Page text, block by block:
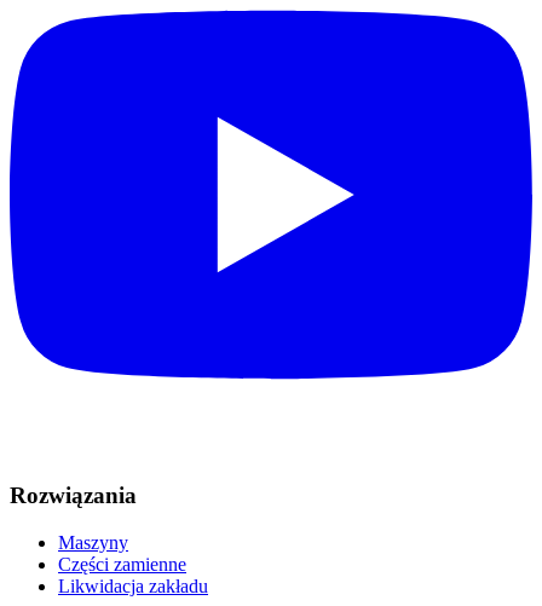
Rozwiązania
Maszyny
Części zamienne
Likwidacja zakładu